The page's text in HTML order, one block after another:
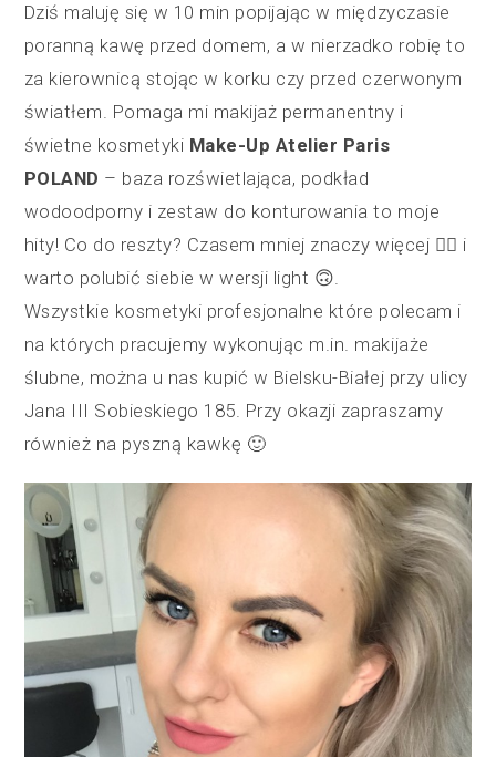
Dziś maluję się w 10 min popijając w międzyczasie
poranną kawę przed domem, a w nierzadko robię to
za kierownicą stojąc w korku czy przed czerwonym
światłem. Pomaga mi makijaż permanentny i
świetne kosmetyki Make-Up Atelier Paris
POLAND – baza rozświetlająca, podkład
wodoodporny i zestaw do konturowania to moje
hity! Co do reszty? Czasem mniej znaczy więcej 👍🏽 i
warto polubić siebie w wersji light 🙃.
Wszystkie kosmetyki profesjonalne które polecam i
na których pracujemy wykonując m.in. makijaże
ślubne, można u nas kupić w Bielsku-Białej przy ulicy
Jana III Sobieskiego 185. Przy okazji zapraszamy
również na pyszną kawkę 🙂